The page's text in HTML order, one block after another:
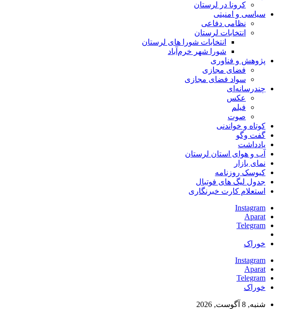
کرونا در لرستان
سیاسی و امنیتی
نظامی دفاعی
انتخابات لرستان
انتخابات شورا های لرستان
شورا شهر خرم‌آباد
پژوهش و فناوری
فضای مجازی
سواد فضای مجازی
چندرسانه‌ای
عكس
فیلم
صوت
کوتاه و خواندنی
گفت وگو
یادداشت
آب و هوای استان لرستان
نمای بازار
کیوسک روزنامه
جدول لیگ های فوتبال
استعلام کارت خبرنگاری
Instagram
Aparat
Telegram
خوراک
Instagram
Aparat
Telegram
خوراک
شنبه, 8 آگوست, 2026